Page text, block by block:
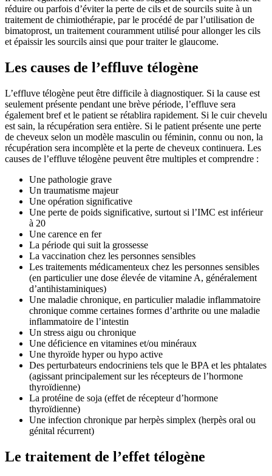
réduire ou parfois d’éviter la perte de cils et de sourcils suite à un
traitement de chimiothérapie, par le procédé de par l’utilisation de
bimatoprost, un traitement couramment utilisé pour allonger les cils
et épaissir les sourcils ainsi que pour traiter le glaucome.
Les causes de l’effluve télogène
L’effluve télogène peut être difficile à diagnostiquer. Si la cause est
seulement présente pendant une brève période, l’effluve sera
également bref et le patient se rétablira rapidement. Si le cuir chevelu
est sain, la récupération sera entière. Si le patient présente une perte
de cheveux selon un modèle masculin ou féminin, connu ou non, la
récupération sera incomplète et la perte de cheveux continuera. Les
causes de l’effluve télogène peuvent être multiples et comprendre :
Une pathologie grave
Un traumatisme majeur
Une opération significative
Une perte de poids significative, surtout si l’IMC est inférieur
à 20
Une carence en fer
La période qui suit la grossesse
La vaccination chez les personnes sensibles
Les traitements médicamenteux chez les personnes sensibles
(en particulier une dose élevée de vitamine A, généralement
d’antihistaminiques)
Une maladie chronique, en particulier maladie inflammatoire
chronique comme certaines formes d’arthrite ou une maladie
inflammatoire de l’intestin
Un stress aigu ou chronique
Une déficience en vitamines et/ou minéraux
Une thyroïde hyper ou hypo active
Des perturbateurs endocriniens tels que le BPA et les phtalates
(agissant principalement sur les récepteurs de l’hormone
thyroïdienne)
La protéine de soja (effet de récepteur d’hormone
thyroïdienne)
Une infection chronique par herpès simplex (herpès oral ou
génital récurrent)
Le traitement de l’effet télogène